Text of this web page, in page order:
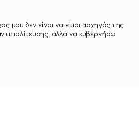
μου δεν είναι να είμαι αρχηγός της
αλλά να κυβερνήσω